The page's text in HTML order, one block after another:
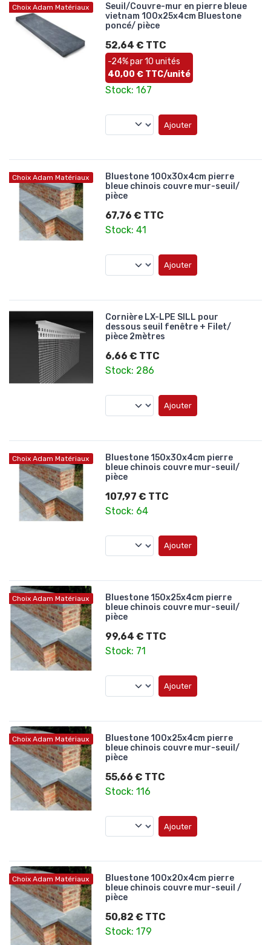
Choix Adam Matériaux
Seuil/Couvre-mur en pierre bleue
vietnam 100x25x4cm Bluestone
poncé/ pièce
52,64 € TTC
-24% par 10 unités
40,00 € TTC/unité
Stock: 167
Ajouter
Choix Adam Matériaux
Bluestone 100x30x4cm pierre
bleue chinois couvre mur-seuil/
pièce
67,76 € TTC
Stock: 41
Ajouter
Cornière LX-LPE SILL pour
dessous seuil fenêtre + Filet/
pièce 2mètres
6,66 € TTC
Stock: 286
Ajouter
Choix Adam Matériaux
Bluestone 150x30x4cm pierre
bleue chinois couvre mur-seuil/
pièce
107,97 € TTC
Stock: 64
Ajouter
Choix Adam Matériaux
Bluestone 150x25x4cm pierre
bleue chinois couvre mur-seuil/
pièce
99,64 € TTC
Stock: 71
Ajouter
Choix Adam Matériaux
Bluestone 100x25x4cm pierre
bleue chinois couvre mur-seuil/
pièce
55,66 € TTC
Stock: 116
Ajouter
Choix Adam Matériaux
Bluestone 100x20x4cm pierre
bleue chinois couvre mur-seuil /
pièce
50,82 € TTC
Stock: 179